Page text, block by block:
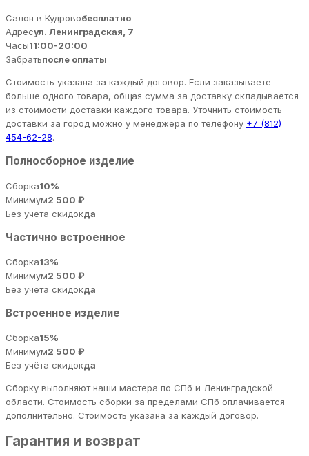
Салон в Кудровобесплатно
Адресул. Ленинградская, 7
Часы11:00-20:00
Забратьпосле оплаты
Стоимость указана за каждый договор. Если заказываете
больше одного товара, общая сумма за доставку складывается
из стоимости доставки каждого товара. Уточнить стоимость
доставки за город можно у менеджера по телефону +7 (812)
454-62-28.
Полносборное изделие
Сборка10%
Минимум2 500 ₽
Без учёта скидокда
Частично встроенное
Сборка13%
Минимум2 500 ₽
Без учёта скидокда
Встроенное изделие
Сборка15%
Минимум2 500 ₽
Без учёта скидокда
Сборку выполняют наши мастера по СПб и Ленинградской
области. Стоимость сборки за пределами СПб оплачивается
дополнительно. Стоимость указана за каждый договор.
Гарантия и возврат